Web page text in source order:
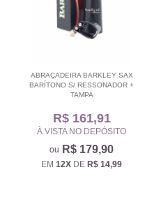
ABRAÇADEIRA BARKLEY SAX
BARÍTONO S/ RESSONADOR +
TAMPA
R$ 161,91
À VISTA NO DEPÓSITO
R$ 179,90
EM 12X DE R$ 14,99